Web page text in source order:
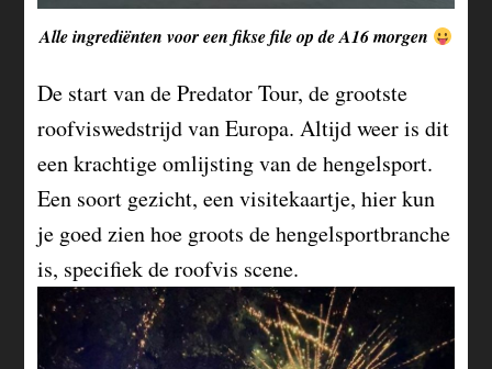
Alle ingrediënten voor een fikse file op de A16 morgen
De start van de Predator Tour, de grootste
roofviswedstrijd van Europa. Altijd weer is dit
een krachtige omlijsting van de hengelsport.
Een soort gezicht, een visitekaartje, hier kun
je goed zien hoe groots de hengelsportbranche
is, specifiek de roofvis scene.